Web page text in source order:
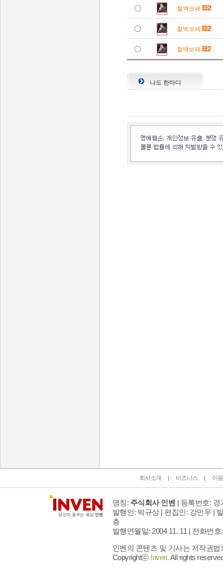
철벽보패
철벽보패
철벽보패
나도 한마디
회사소개 비즈니스 이
명칭: 주식회사 인벤 | 등록번호: 경
발행인: 박규상 | 편집인: 강민우 |
층
발행연월일: 2004 11. 11 | 전화번호
인벤의 콘텐츠 및 기사는 저작권
Copyrightⓒ Inven.All rights